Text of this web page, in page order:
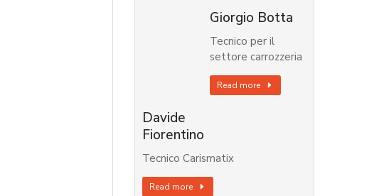
Giorgio Botta
Tecnico per il
settore carrozzeria
Read more
Davide
Fiorentino
Tecnico Carismatix
Read more